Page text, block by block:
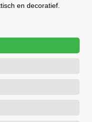
en decoratief.